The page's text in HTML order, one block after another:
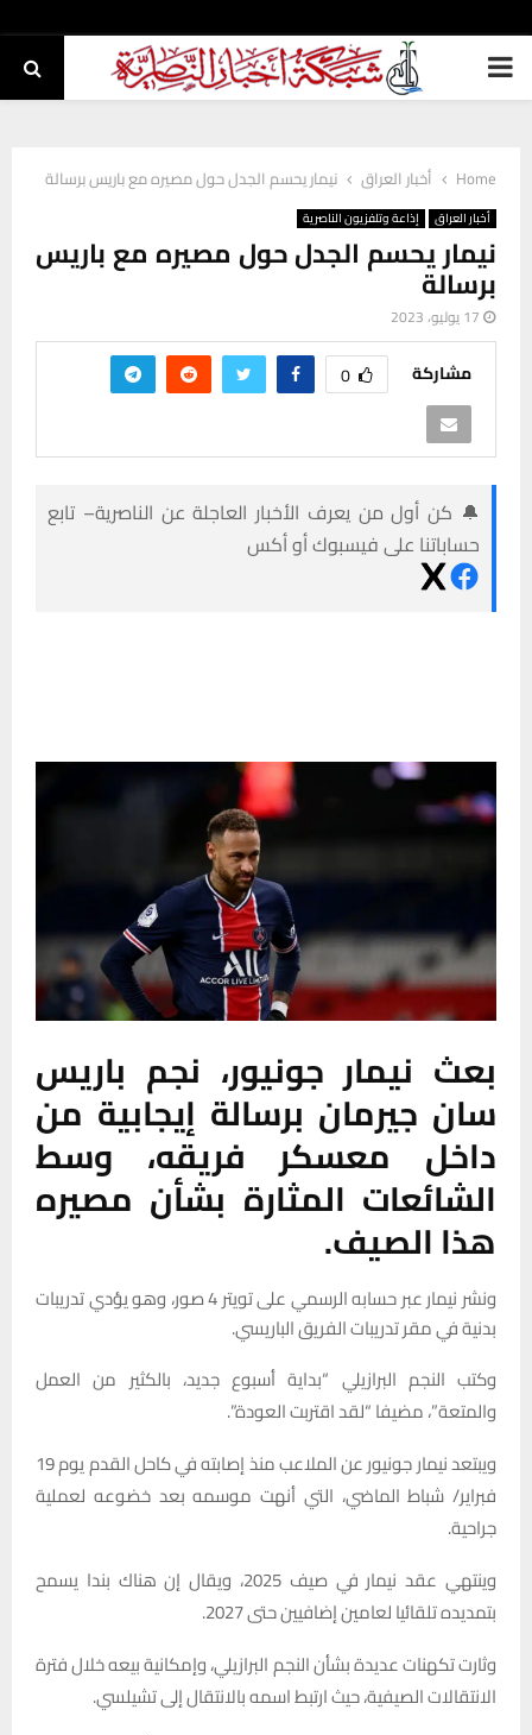
PRIMARY
Home أخبار العراق نيمار يحسم الجدل حول مصيره مع باريس برسالة
أخبار العراق إذاعة وتلفزيون الناصرية
نيمار يحسم الجدل حول مصيره مع باريس
برسالة
17 يوليو، 2023
مشاركة 0
🔔 كن أول من يعرف الأخبار العاجلة عن الناصرية– تابع
حساباتنا على فيسبوك أو أكس
بعث نيمار جونيور، نجم باريس
سان جيرمان برسالة إيجابية من
داخل معسكر فريقه، وسط
الشائعات المثارة بشأن مصيره
هذا الصيف.
ونشر نيمار عبر حسابه الرسمي على تويتر 4 صور، وهو يؤدي تدريبات
بدنية في مقر تدريبات الفريق الباريسي.
وكتب النجم البرازيلي “بداية أسبوع جديد، بالكثير من العمل
والمتعة”، مضيفا “لقد اقتربت العودة”.
ويبتعد نيمار جونيور عن الملاعب منذ إصابته في كاحل القدم يوم 19
فبراير/ شباط الماضي، التي أنهت موسمه بعد خضوعه لعملية
جراحية.
وينتهي عقد نيمار في صيف 2025، ويقال إن هناك بندا يسمح
بتمديده تلقائيا لعامين إضافيين حتى 2027.
وثارت تكهنات عديدة بشأن النجم البرازيلي، وإمكانية بيعه خلال فترة
الانتقالات الصيفية، حيث ارتبط اسمه بالانتقال إلى تشيلسي.